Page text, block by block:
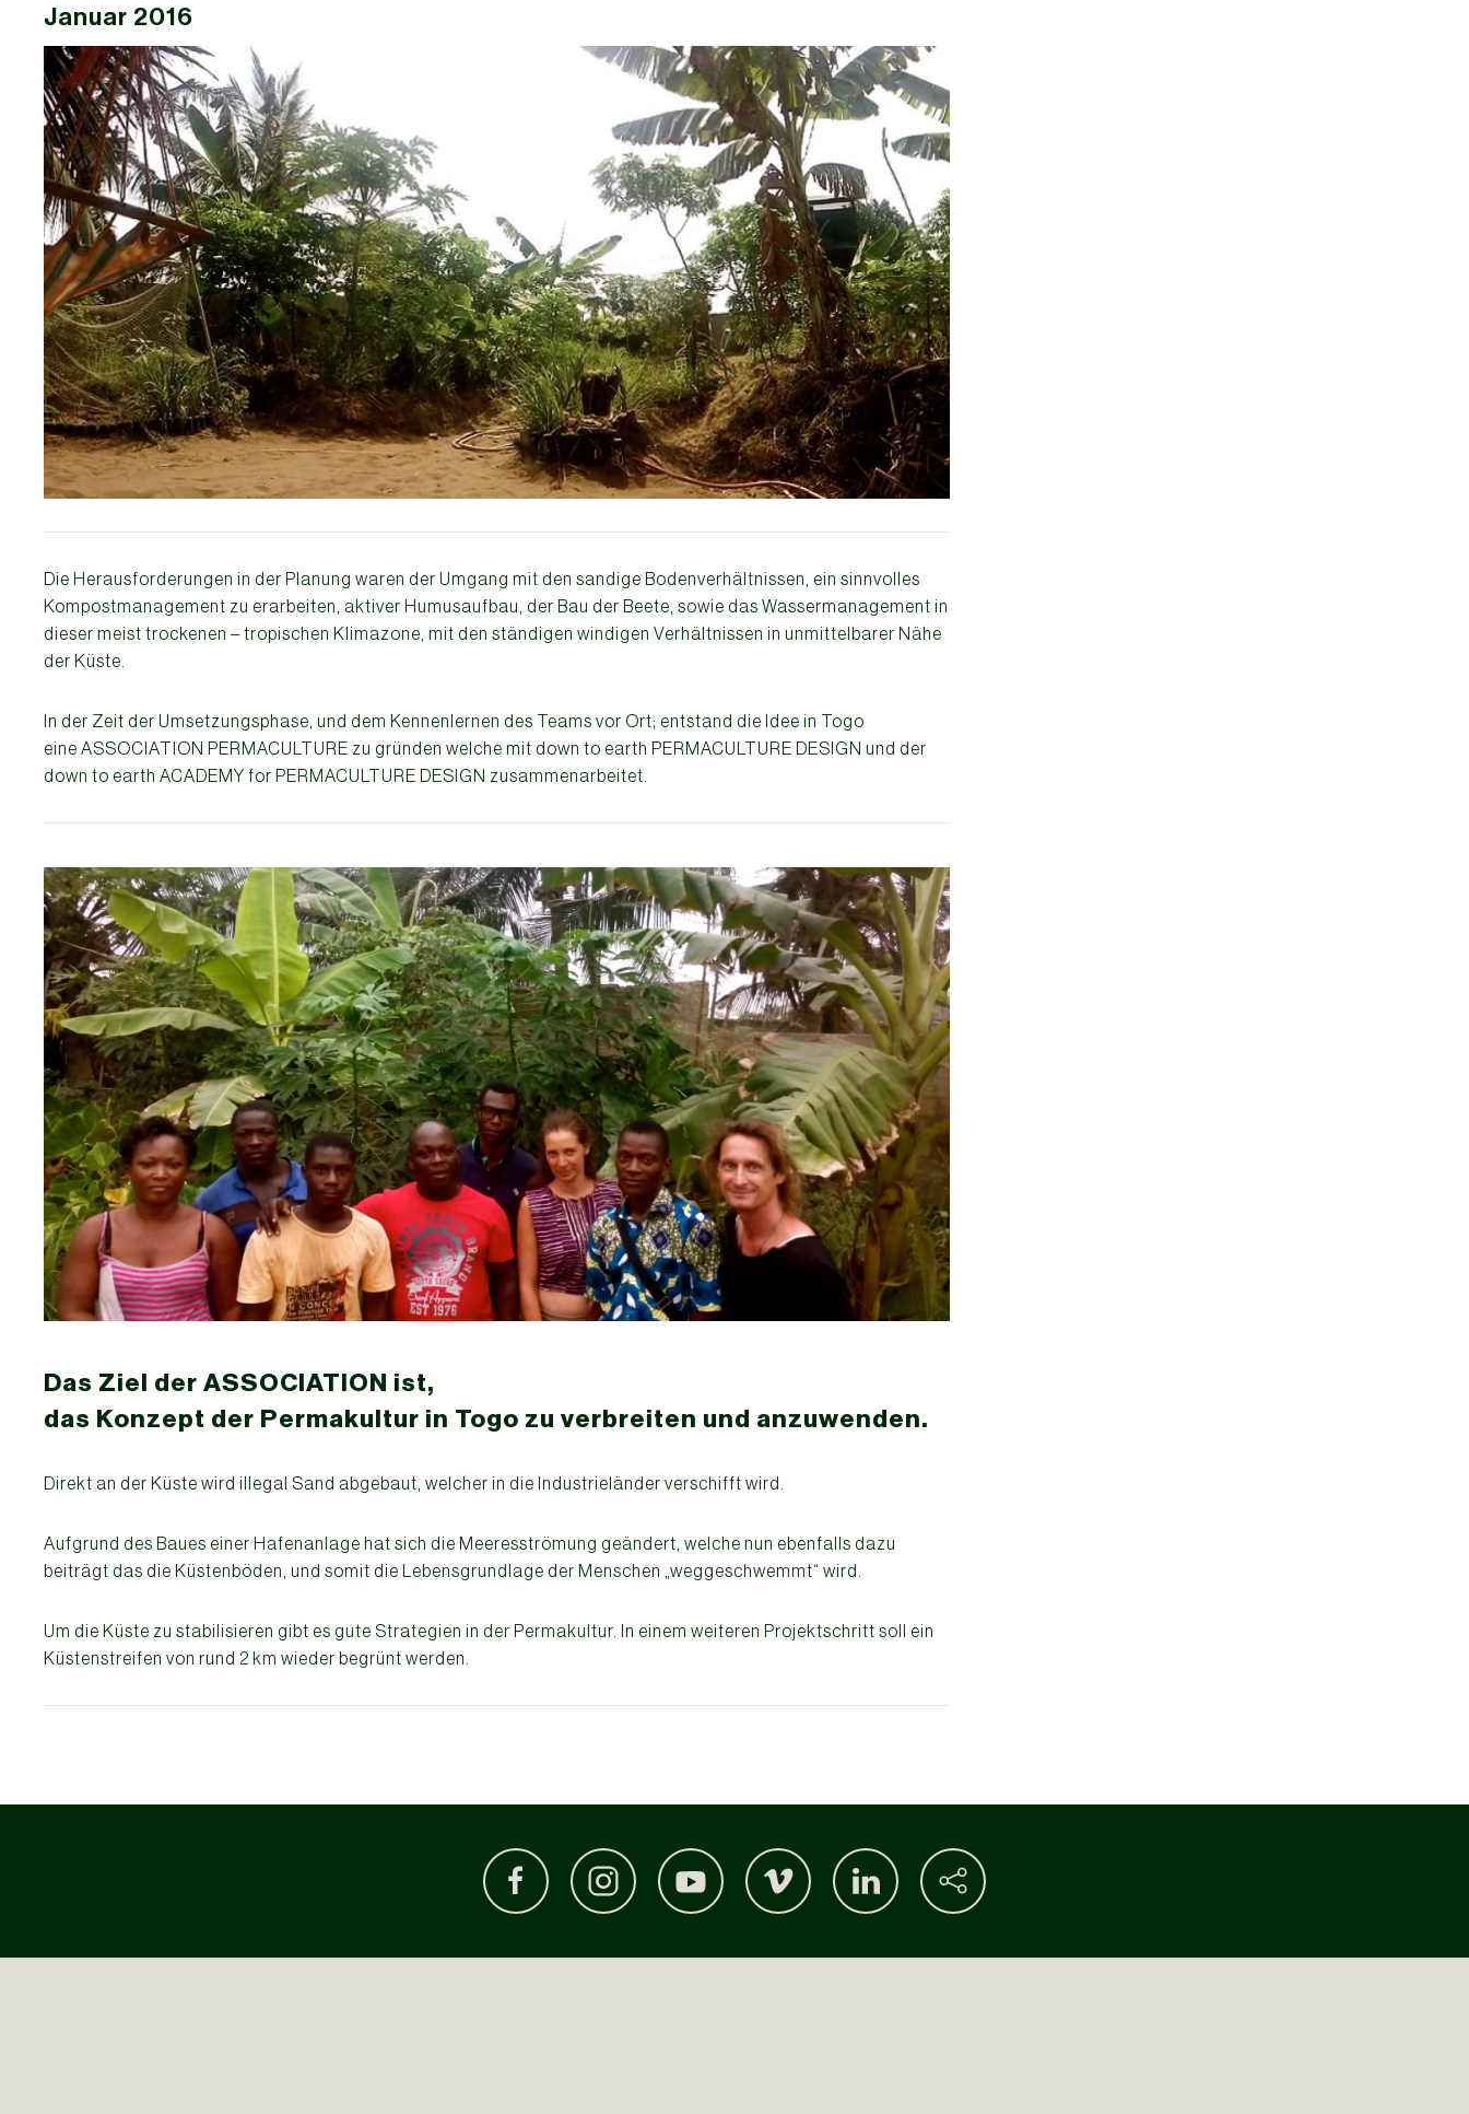
Januar 2016
Die Herausforderungen in der Planung waren der Umgang mit den sandige Bodenverhältnissen, ein sinnvolles
Kompostmanagement zu erarbeiten, aktiver Humusaufbau, der Bau der Beete, sowie das Wassermanagement in
dieser meist trockenen – tropischen Klimazone, mit den ständigen windigen Verhältnissen in unmittelbarer Nähe
der Küste.
In der Zeit der Umsetzungsphase, und dem Kennenlernen des Teams vor Ort; entstand die Idee in Togo
eine ASSOCIATION PERMACULTURE zu gründen welche mit down to earth PERMACULTURE DESIGN und der
down to earth ACADEMY for PERMACULTURE DESIGN zusammenarbeitet.
Das Ziel der ASSOCIATION ist,
das Konzept der Permakultur in Togo zu verbreiten und anzuwenden.
Direkt an der Küste wird illegal Sand abgebaut, welcher in die Industrieländer verschifft wird.
Aufgrund des Baues einer Hafenanlage hat sich die Meeresströmung geändert, welche nun ebenfalls dazu
beiträgt das die Küstenböden, und somit die Lebensgrundlage der Menschen „weggeschwemmt“ wird.
Um die Küste zu stabilisieren gibt es gute Strategien in der Permakultur. In einem weiteren Projektschritt soll ein
Küstenstreifen von rund 2 km wieder begrünt werden.